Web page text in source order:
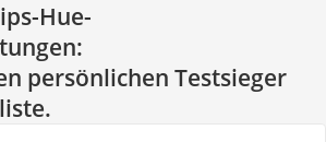
Hue-
persönlichen Testsieger